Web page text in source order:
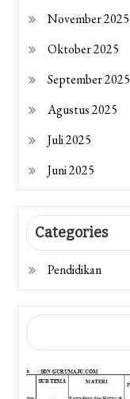
November 2025
Oktober 2025
September 2025
Agustus 2025
Juli 2025
Juni 2025
Categories
Pendidikan